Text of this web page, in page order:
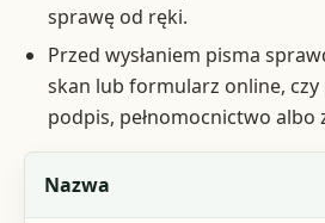
sprawę od ręki.
Przed wysłaniem pisma
skan lub formularz online,
podpis, pełnomocnictwo albo
Element
Nazwa